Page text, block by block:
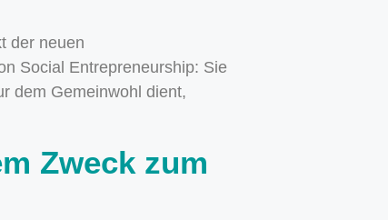
der neuen
Social Entrepreneurship: Sie
dem Gemeinwohl dient,
Zweck zum